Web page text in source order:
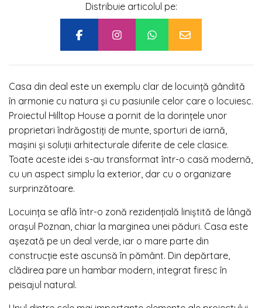
Distribuie articolul pe:
Casa din deal este un exemplu clar de locuință gândită
în armonie cu natura și cu pasiunile celor care o locuiesc.
Proiectul Hilltop House a pornit de la dorințele unor
proprietari îndrăgostiți de munte, sporturi de iarnă,
mașini și soluții arhitecturale diferite de cele clasice.
Toate aceste idei s-au transformat într-o casă modernă,
cu un aspect simplu la exterior, dar cu o organizare
surprinzătoare.
Locuința se află într-o zonă rezidențială liniștită de lângă
orașul Poznan, chiar la marginea unei păduri. Casa este
așezată pe un deal verde, iar o mare parte din
construcție este ascunsă în pământ. Din depărtare,
clădirea pare un hambar modern, integrat firesc în
peisajul natural.